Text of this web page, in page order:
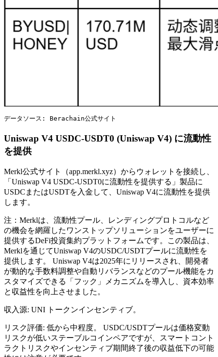
データソース: Berachain公式サイト
Uniswap V4 USDC-USDT0 (Uniswap V4) に流動性
を提供
Merkl公式サイト（app.merkl.xyz）からウォレットを接続し、
「Uniswap V4 USDC-USDT0に流動性を提供する」製品に
USDCまたはUSDTを入金して、Uniswap V4に流動性を提供
します。
注：Merklは、流動性プール、レンディングプロトコルなど
の機会を網羅したワンストップソリューションをユーザーに
提供するDeFi投資集約プラットフォームです。この製品は、
Merklを通じてUniswap V4のUSDC/USDTプールに流動性を
提供します。 Uniswap V4は2025年にリリースされ、開発者
が動的な手数料調整や自動リバランスなどのプール機能をカ
スタマイズできる「フック」メカニズムを導入し、資本効率
と収益性を向上させました。
収入源: UNI トークンインセンティブ。
リスク評価: 低から中程度。 USDC/USDTプールは価格変動
リスクが低いステーブルコインペアですが、スマートコント
ラクトリスクやインセンティブ期間終了後の収益低下の可能